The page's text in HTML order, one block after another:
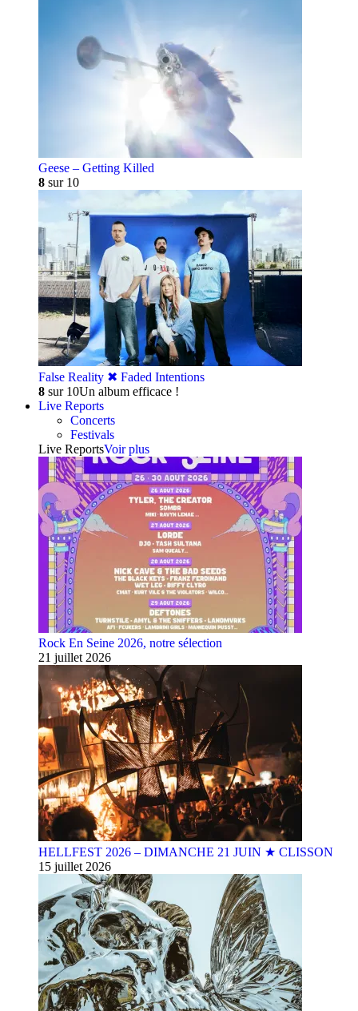
Geese – Getting Killed
8 sur 10
False Reality ✖︎ Faded Intentions
8 sur 10Un album efficace !
Live Reports
Concerts
Festivals
Live ReportsVoir plus
Rock En Seine 2026, notre sélection
21 juillet 2026
HELLFEST 2026 – DIMANCHE 21 JUIN ★ CLISSON
15 juillet 2026